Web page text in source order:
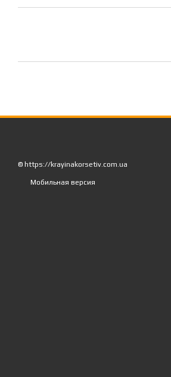
© https://krayinakorsetiv.com.ua
Мобильная версия